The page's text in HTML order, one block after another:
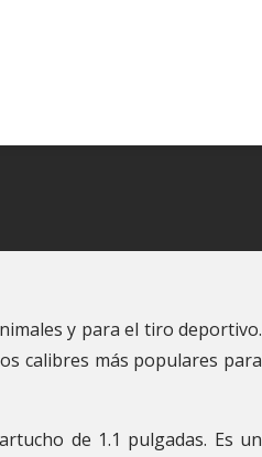
y para el tiro deportivo.
calibres más populares para
de 1.1 pulgadas. Es un